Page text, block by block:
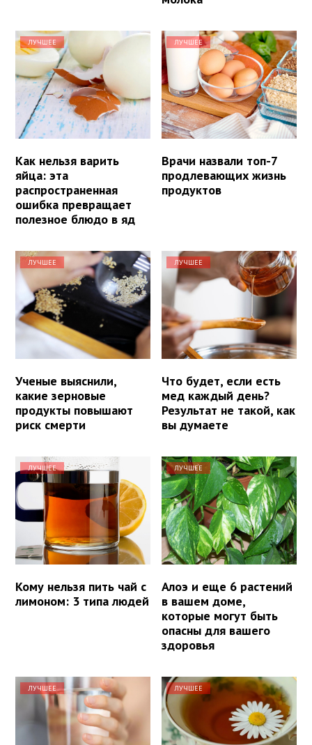
ЛУЧШЕЕ
Как нельзя варить
яйца: эта
распространенная
ошибка превращает
полезное блюдо в яд
ЛУЧШЕЕ
Врачи назвали топ-7
продлевающих жизнь
продуктов
ЛУЧШЕЕ
Ученые выяснили,
какие зерновые
продукты повышают
риск смерти
ЛУЧШЕЕ
Что будет, если есть
мед каждый день?
Результат не такой, как
вы думаете
ЛУЧШЕЕ
Кому нельзя пить чай с
лимоном: 3 типа людей
ЛУЧШЕЕ
Алоэ и еще 6 растений
в вашем доме,
которые могут быть
опасны для вашего
здоровья
ЛУЧШЕЕ ЛУЧШЕЕ